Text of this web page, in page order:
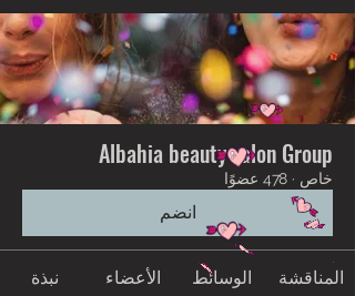
Albahia beauty salon Group
خاص · 478 عضوًا
انضم
المناقشة الوسائط الأعضاء نبذة